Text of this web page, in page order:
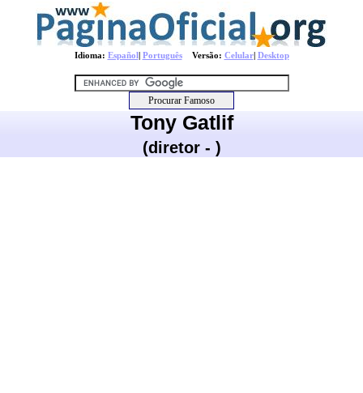
Idioma: Español| PortuguêsVersão: Celular| Desktop
Tony Gatlif
(diretor - )